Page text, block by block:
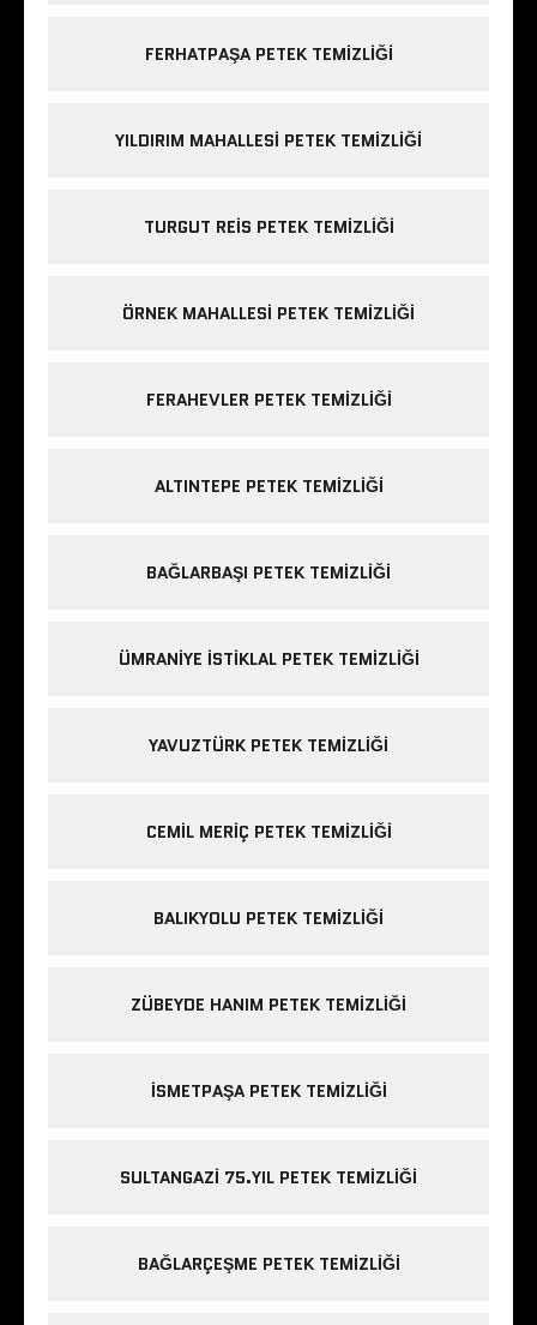
FERHATPAŞA PETEK TEMIZLIĞI
YILDIRIM MAHALLESI PETEK TEMIZLIĞI
TURGUT REIS PETEK TEMIZLIĞI
ÖRNEK MAHALLESI PETEK TEMIZLIĞI
FERAHEVLER PETEK TEMIZLIĞI
ALTINTEPE PETEK TEMIZLIĞI
BAĞLARBAŞI PETEK TEMIZLIĞI
ÜMRANIYE ISTIKLAL PETEK TEMIZLIĞI
YAVUZTÜRK PETEK TEMIZLIĞI
CEMIL MERIÇ PETEK TEMIZLIĞI
BALIKYOLU PETEK TEMIZLIĞI
ZÜBEYDE HANIM PETEK TEMIZLIĞI
ISMETPAŞA PETEK TEMIZLIĞI
SULTANGAZI 75.YIL PETEK TEMIZLIĞI
BAĞLARÇEŞME PETEK TEMIZLIĞI